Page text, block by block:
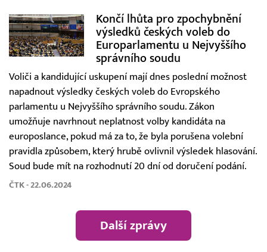
Končí lhůta pro zpochybnění
výsledků českých voleb do
Europarlamentu u Nejvyššího
správního soudu
Voliči a kandidující uskupení mají dnes poslední možnost
napadnout výsledky českých voleb do Evropského
parlamentu u Nejvyššího správního soudu. Zákon
umožňuje navrhnout neplatnost volby kandidáta na
europoslance, pokud má za to, že byla porušena volební
pravidla způsobem, který hrubě ovlivnil výsledek hlasování.
Soud bude mít na rozhodnutí 20 dní od doručení podání.
ČTK - 22.06.2024
Další zprávy